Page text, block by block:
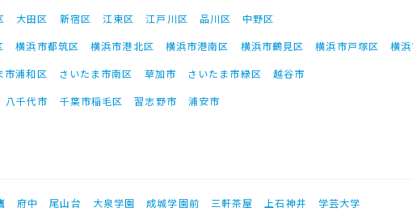
大田区 新宿区 江東区 江戸川区 品川区
中野区
横浜市都筑区 横浜市港北区 横浜市港南区 横浜市鶴見区 横浜市戸塚区
横
市浦和区 さいたま市南区 草加市 さいたま市緑区
越谷市
八千代市 千葉市稲毛区 習志野市 浦安市
府中 尾山台 大泉学園 成城学園前 三軒茶屋 上石神井
学芸大学